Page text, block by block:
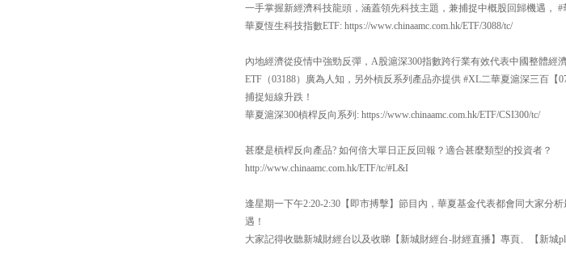
一手掌握新經濟科技龍頭，涵蓋領先科技主題，兼捕捉中概股回歸機遇， #
華夏恆生科技指數ETF: https://www.chinaamc.com.hk/ETF/3088/tc/
內地經濟從疫情中強勁反彈，A股滬深300指數跨行業有效代表中國整體經
ETF（03188）廣為人知，另外槓反系列產品亦提供 #XL二華夏滬深三百
捕捉短線升跌！
華夏滬深300槓桿反向系列: https://www.chinaamc.com.hk/ETF/CSI300/tc/
甚麼是槓桿反向產品? 如何倍大單日正反回報？適合甚麼類型的投資者？
http://www.chinaamc.com.hk/ETF/tc/#L&I
逢星期一下午2:20-2:30【即市搏擊】節目內，華夏基金代表都會同大家分
遇！
大家記得收聽新城財經台以及收睇【新城財經台-財經直播】專頁、【新城